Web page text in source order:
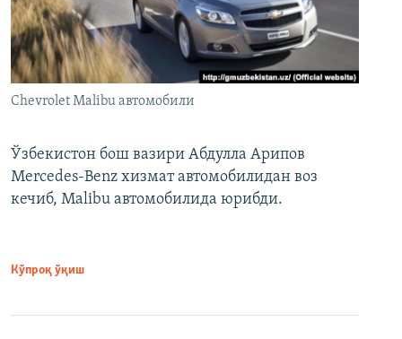
Chevrolet Malibu автомобили
Ўзбекистон бош вазири Абдулла Арипов
Mercedes-Benz хизмат автомобилидан воз
кечиб, Malibu автомобилида юрибди.
Кўпроқ ўқиш